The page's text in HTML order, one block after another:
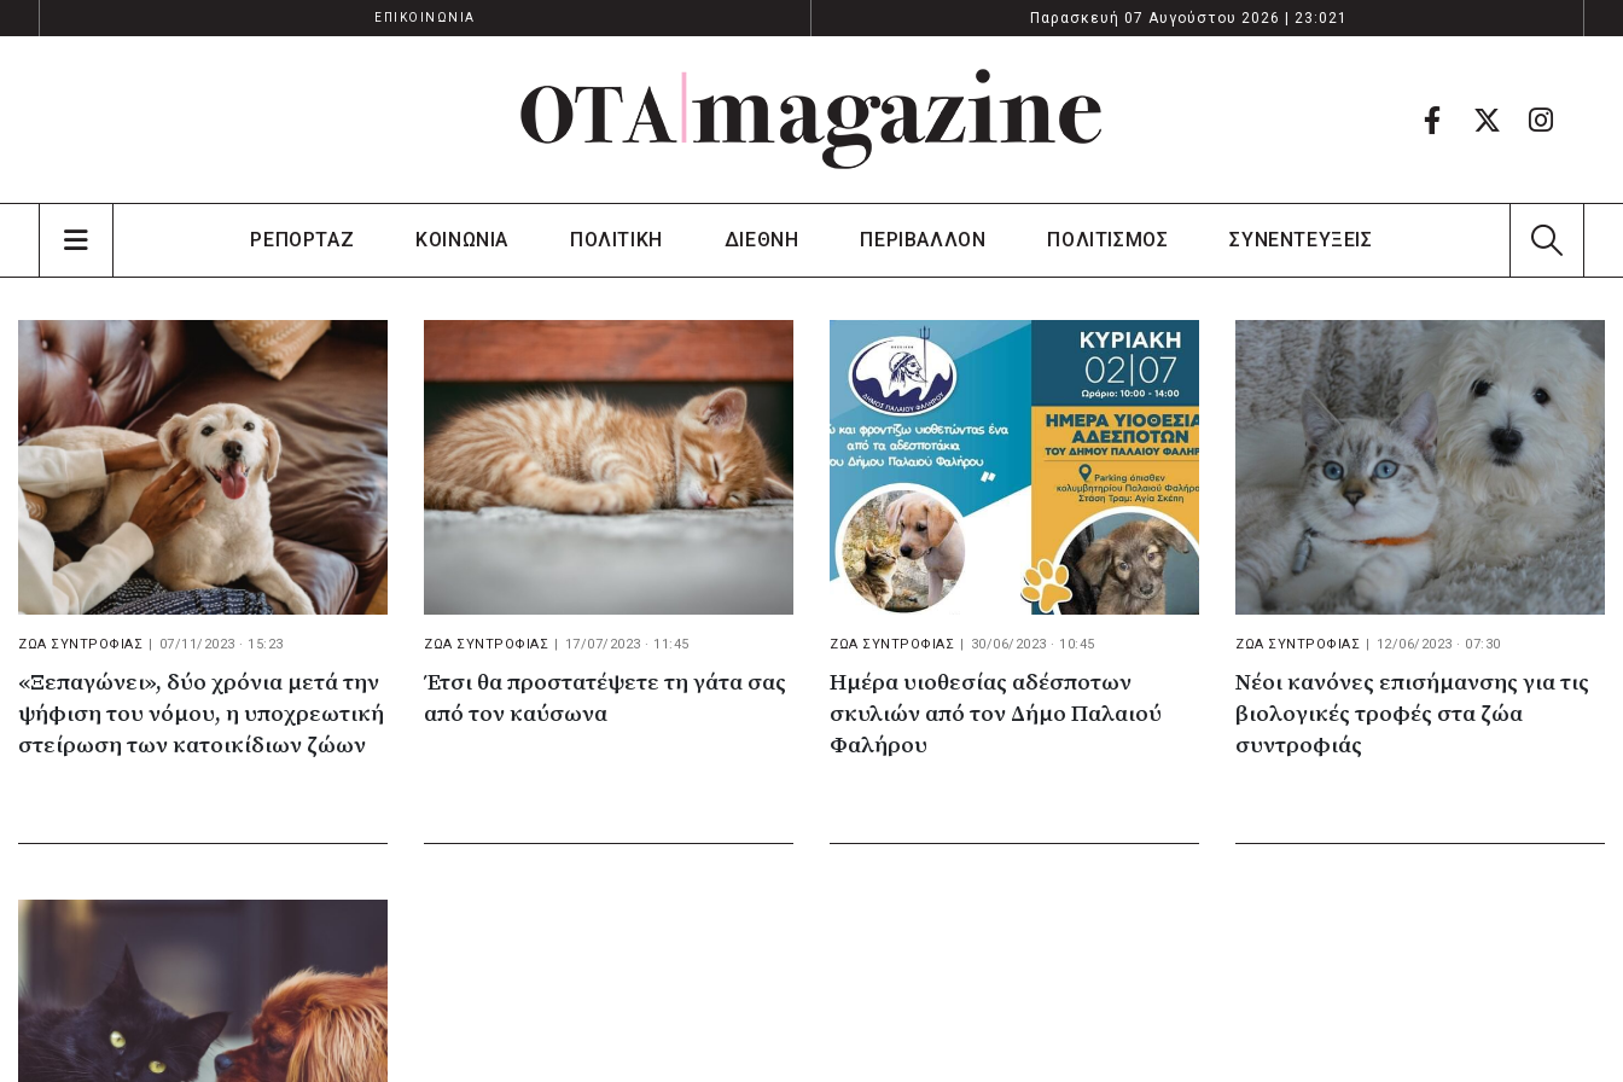
ΕΠΙΚΟΙΝΩΝΙΑ Παρασκευή 07 Αυγούστου 2026 | 23:021
ΡΕΠΟΡΤΑΖ ΚΟΙΝΩΝΙΑ ΠΟΛΙΤΙΚΗ ΔΙΕΘΝΗ ΠΕΡΙΒΑΛΛΟΝ ΠΟΛΙΤΙΣΜΟΣ ΣΥΝΕΝΤΕΥΞΕΙΣ
ΖΩΑ ΣΥΝΤΡΟΦΙΑΣ | 07/11/2023 · 15:23
«Ξεπαγώνει», δύο χρόνια μετά την
ψήφιση του νόμου, η υποχρεωτική
στείρωση των κατοικίδιων ζώων
ΖΩΑ ΣΥΝΤΡΟΦΙΑΣ | 17/07/2023 · 11:45
Έτσι θα προστατέψετε τη γάτα σας
από τον καύσωνα
ΖΩΑ ΣΥΝΤΡΟΦΙΑΣ | 30/06/2023 · 10:45
Ημέρα υιοθεσίας αδέσποτων
σκυλιών από τον Δήμο Παλαιού
Φαλήρου
ΖΩΑ ΣΥΝΤΡΟΦΙΑΣ | 12/06/2023 · 07:30
Νέοι κανόνες επισήμανσης για τις
βιολογικές τροφές στα ζώα
συντροφιάς